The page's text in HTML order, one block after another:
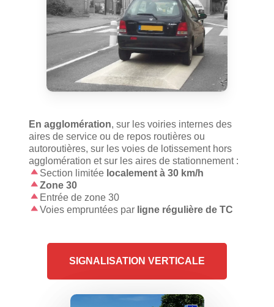
En agglomération, sur les voiries internes des
aires de service ou de repos routières ou
autoroutières, sur les voies de lotissement hors
agglomération et sur les aires de stationnement :
Section limitée localement à 30 km/h
Zone 30
Entrée de zone 30
Voies empruntées par ligne régulière de TC
SIGNALISATION VERTICALE